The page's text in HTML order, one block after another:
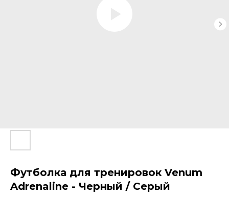
Футболка для тренировок Venum
Adrenaline - Черный / Серый